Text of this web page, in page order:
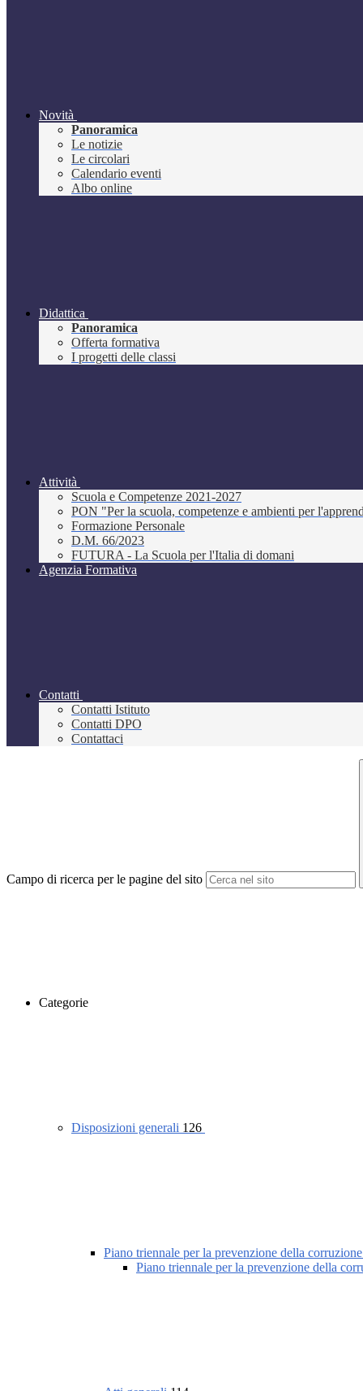
Novità
Panoramica
Le notizie
Le circolari
Calendario eventi
Albo online
Didattica
Panoramica
Offerta formativa
I progetti delle classi
Attività
Scuola e Competenze 2021-2027
PON "Per la scuola, competenze e ambienti per
Formazione Personale
D.M. 66/2023
FUTURA - La Scuola per l'Italia di domani
Agenzia Formativa
Contatti
Contatti Istituto
Contatti DPO
Contattaci
Campo di ricerca per le pagine del sito
Categorie
Disposizioni generali 126
Piano triennale per la prevenzione della
Piano triennale per la prevenzione della